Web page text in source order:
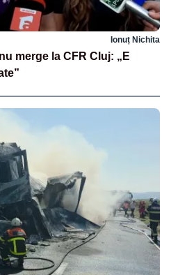
Ionuț Nichita
merge la CFR Cluj: „E